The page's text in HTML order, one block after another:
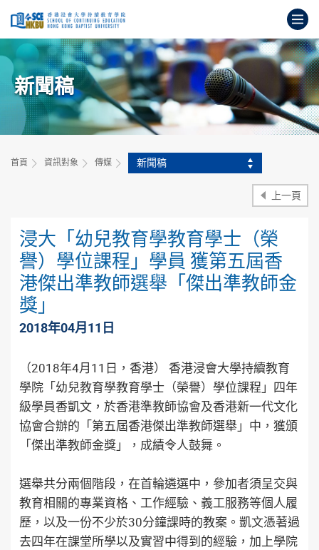
內
打
始
新聞稿
首頁 資訊對象 傳媒 新聞稿
上一頁
浸大「幼兒教育學教育學士（榮
譽）學位課程」學員 獲第五屆香
港傑出準教師選舉「傑出準教師金
獎」
2018年04月11日
（2018年4月11日，香港） 香港浸會大學持續教育
學院「幼兒教育學教育學士（榮譽）學位課程」四年
級學員香凱文，於香港準教師協會及香港新一代文化
協會合辦的「第五屆香港傑出準教師選舉」中，獲頒
「傑出準教師金獎」，成績令人鼓舞。
選舉共分兩個階段，在首輪遴選中，參加者須呈交與
教育相關的專業資格、工作經驗、義工服務等個人履
歷，以及一份不少於30分鐘課時的教案。凱文憑著過
去四年在課堂所學以及實習中得到的經驗，加上學院